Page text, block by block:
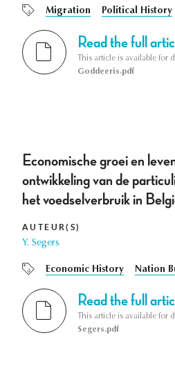
Migration Political History
Read the full
This article is available for
Goddeeris.pdf
Economische groei en
ontwikkeling van de
het voedselverbruik in
AUTEUR(S)
Y. Segers
Economic History Nation
Read the full
This article is available for
Segers.pdf